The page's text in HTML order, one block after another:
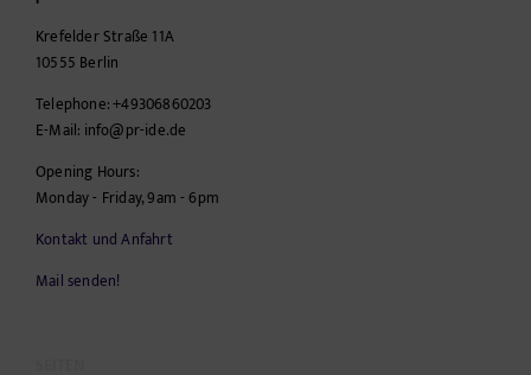
Krefelder Straße 11A
10555 Berlin
Telephone:+49306860203
E-Mail: info@pr-ide.de
Opening Hours:
Monday - Friday, 9am - 6pm
Kontakt und Anfahrt
Mail senden!